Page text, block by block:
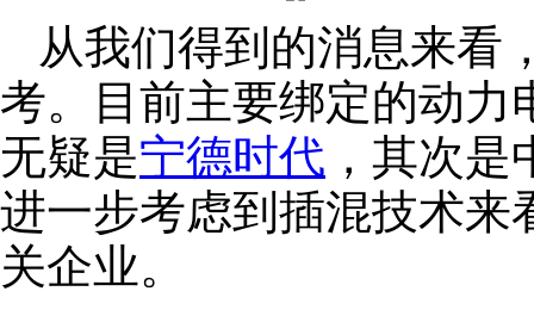
从我们得到的消息来看
考。目前主要绑定的动力
无疑是宁德时代 ，其次
进一步考虑到插混技术来
关企业。